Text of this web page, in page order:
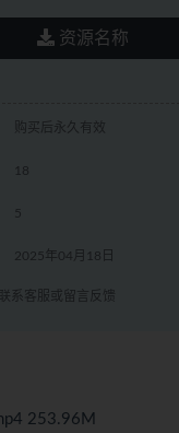
资源名称
购买后永久有效
18
5
2025年04月18日
系客服或留言反馈
253.96M